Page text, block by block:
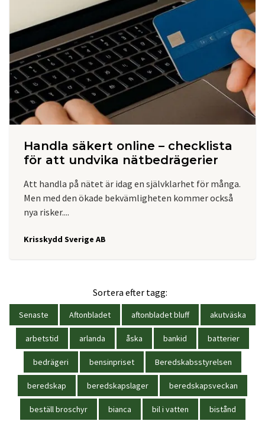
Handla säkert online – checklista
för att undvika nätbedrägerier
Att handla på nätet är idag en självklarhet för många.
Men med den ökade bekvämligheten kommer också
nya risker....
Krisskydd Sverige AB
Sortera efter tagg:
Senaste Aftonbladet aftonbladet bluff akutväska
arbetstid arlanda åska bankid batterier
bedrägeri bensinpriset Beredskabsstyrelsen
beredskap beredskapslager beredskapsveckan
beställ broschyr bianca bil i vatten bistånd